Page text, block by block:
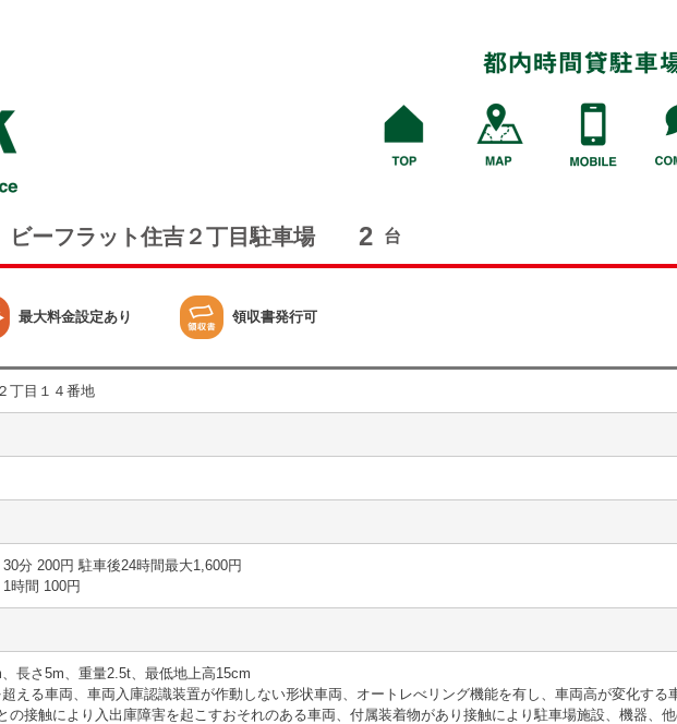
ビーフラット住吉２丁目駐車場 2 台
最大料金設定あり 領収書発行可
丁目１４番地
分 200円 駐車後24時間最大1,600円
時間 100円
長さ5m、重量2.5t、最低地上高15cm
える車両、車両入庫認識装置が作動しない形状車両、オートレべリング機能を有し、車両高が変化する
の接触により入出庫障害を起こすおそれのある車両、付属装着物があり接触により駐車場施設、機器、